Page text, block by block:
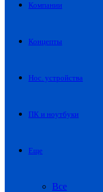
Компании
Концепты
Нос. устройства
ПК и ноутбуки
Еще
Все